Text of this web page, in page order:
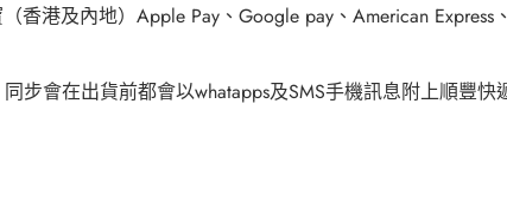
香港及內地） Apple Pay、 Google pay、 American Express
步會在出貨前都會以whatapps及SMS手機訊息附上順豐快